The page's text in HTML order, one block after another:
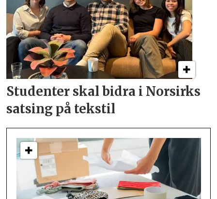
Studenter skal bidra i Norsirks
satsing på tekstil